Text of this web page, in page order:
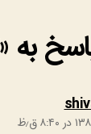
به